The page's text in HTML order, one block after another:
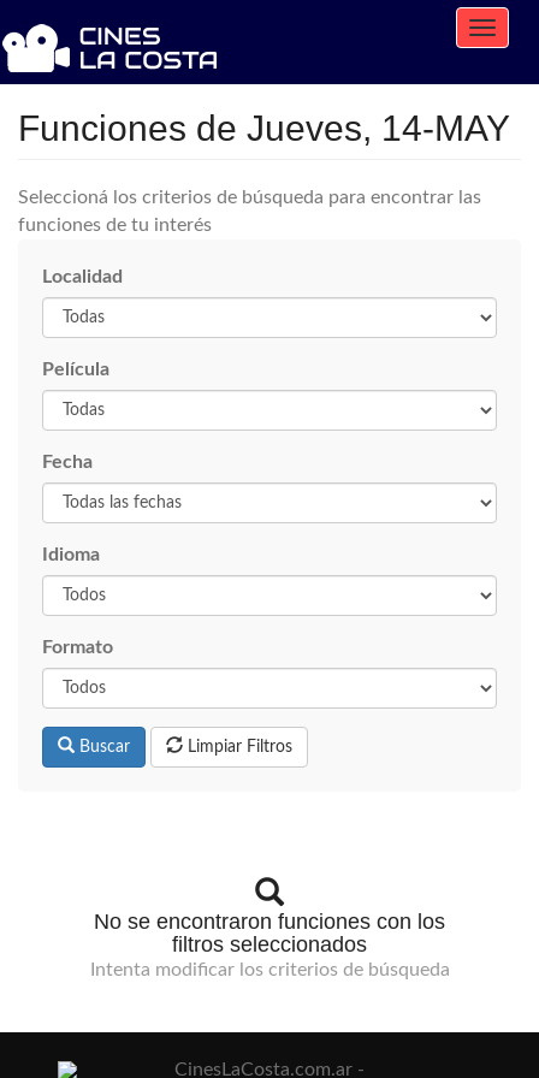
Toggle
Funciones de Jueves, 14-MAY
Seleccioná los criterios de búsqueda para encontrar las
funciones de tu interés
Localidad
Película
Fecha
Idioma
Formato
Buscar Limpiar Filtros
No se encontraron funciones con los
filtros seleccionados
Intenta modificar los criterios de búsqueda
CinesLaCosta.com.ar -